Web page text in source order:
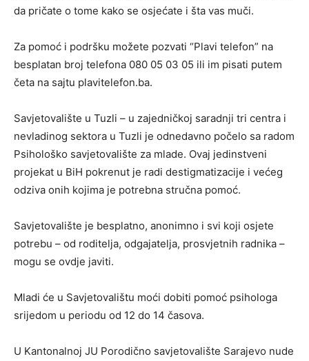
da pričate o tome kako se osjećate i šta vas muči.
Za pomoć i podršku možete pozvati “Plavi telefon” na
besplatan broj telefona 080 05 03 05 ili im pisati putem
četa na sajtu plavitelefon.ba.
Savjetovalište u Tuzli – u zajedničkoj saradnji tri centra i
nevladinog sektora u Tuzli je odnedavno počelo sa radom
Psihološko savjetovalište za mlade. Ovaj jedinstveni
projekat u BiH pokrenut je radi destigmatizacije i većeg
odziva onih kojima je potrebna stručna pomoć.
Savjetovalište je besplatno, anonimno i svi koji osjete
potrebu – od roditelja, odgajatelja, prosvjetnih radnika –
mogu se ovdje javiti.
Mladi će u Savjetovalištu moći dobiti pomoć psihologa
srijedom u periodu od 12 do 14 časova.
U Kantonalnoj JU Porodično savjetovalište Sarajevo nude